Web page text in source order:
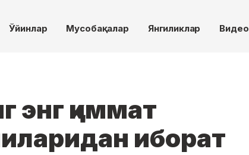
Ўйинлар Мусобақалар Янгиликлар Видео
энг қиммат
иборат